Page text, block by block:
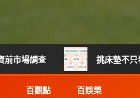
挑床墊不只看彈簧與軟硬
百觀點 百娛樂